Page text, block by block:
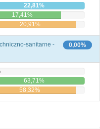
22,81%
17,41%
20,91%
0,00%
sanitarne -
63,71%
58,32%